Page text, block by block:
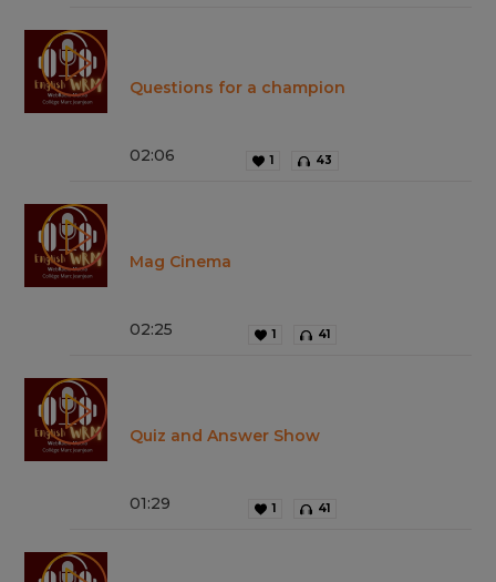
Questions for a champion
02:06 1 43
Mag Cinema
02:25 1 41
Quiz and Answer Show
01:29 1 41